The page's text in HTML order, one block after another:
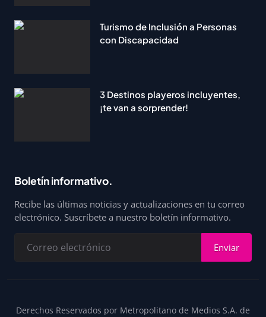
Turismo de Inclusión a Personas
con Discapacidad
3 Destinos playeros incluyentes,
¡te van a sorprender!
Boletín informativo.
Recibe las últimas noticias y actualizaciones en tu correo
electrónico. Suscríbete a nuestro boletín informativo.
Enviar
Derechos Reservados por Metropolitano de Medios S.A. de